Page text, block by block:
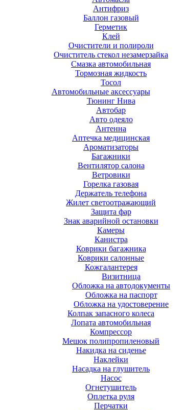
Антифриз
Баллон газовый
Герметик
Клей
Очистители и полироли
Очиститель стекол незамерзайка
Смазка автомобильная
Тормозная жидкость
Тосол
Автомобильные аксессуары
Тюнинг Нива
Автобар
Авто одеяло
Антенна
Аптечка медицинская
Ароматизаторы
Багажники
Вентилятор салона
Ветровики
Горелка газовая
Держатель телефона
Жилет светоотражающий
Защита фар
Знак аварийной остановки
Камеры
Канистра
Коврики багажника
Коврики салонные
Кожгалантерея
Визитница
Обложка на автодокументы
Обложка на паспорт
Обложка на удостоверение
Колпак запасного колеса
Лопата автомобильная
Компрессор
Мешок полипропиленовый
Накидка на сиденье
Наклейки
Насадка на глушитель
Насос
Огнетушитель
Оплетка руля
Перчатки